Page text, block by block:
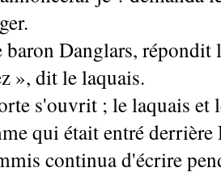
Danglars, répondit
», dit le laquais.
s'ouvrit ; le laquais et
qui était entré derrière
continua d'écrire